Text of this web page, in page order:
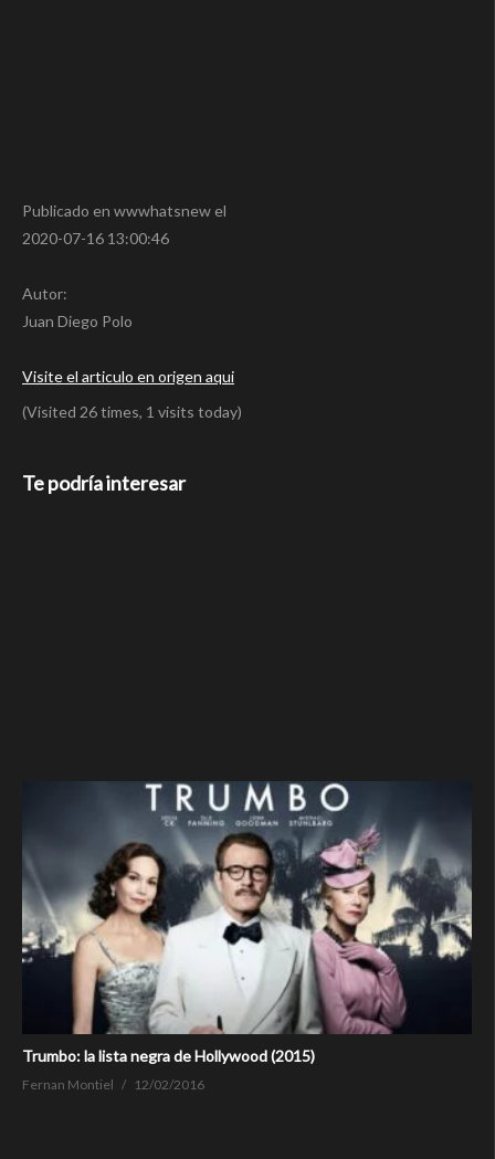
Publicado en wwwhatsnew el
2020-07-16 13:00:46
Autor:
Juan Diego Polo
Visite el articulo en origen aqui
(Visited 26 times, 1 visits today)
Te podría interesar
Trumbo: la lista negra de Hollywood (2015)
Fernan Montiel 12/02/2016